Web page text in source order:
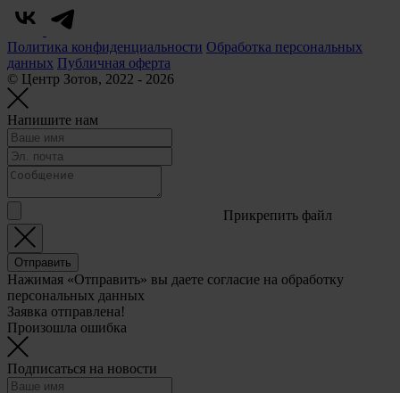
Политика конфиденциальности Обработка персональных
данных Публичная оферта
© Центр Зотов, 2022 - 2026
Напишите нам
Прикрепить файл
Отправить
Нажимая «Отправить» вы даете согласие на обработку
персональных данных
Заявка отправлена!
Произошла ошибка
Подписаться на новости